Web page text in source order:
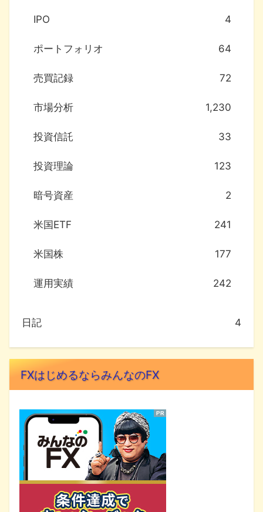
IPO 4
ポートフォリオ 64
売買記録 72
市場分析 1,230
投資信託 33
投資理論 123
暗号資産 2
米国ETF 241
米国株 177
運用実績 242
日記 4
FXはじめるならみんなのFX